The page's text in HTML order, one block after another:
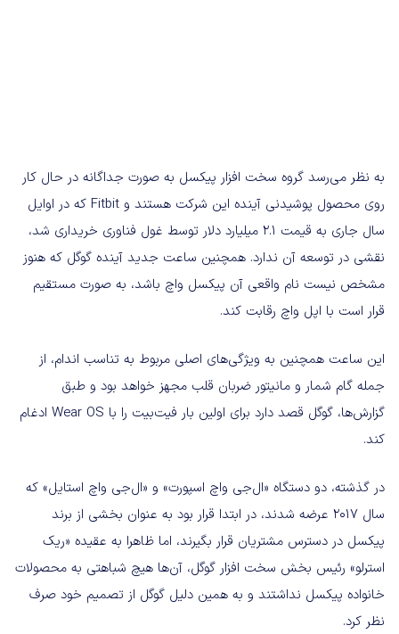
به نظر می‌رسد گروه سخت افزار پیکسل به صورت جداگانه در حال کار
روی محصول پوشیدنی آینده این شرکت هستند و Fitbit که در اوایل
سال جاری به قیمت ۲.۱ میلیارد دلار توسط غول فناوری خریداری شد،
نقشی در توسعه آن ندارد. همچنین ساعت جدید آینده گوگل که هنوز
مشخص نیست نام واقعی آن پیکسل واچ باشد، به صورت مستقیم
قرار است با اپل واچ رقابت کند.
این ساعت همچنین به ویژگی‌های اصلی مربوط به تناسب اندام، از
جمله گام شمار و مانیتور ضربان قلب مجهز خواهد بود و طبق
گزارش‌ها، گوگل قصد دارد برای اولین بار فیت‌بیت را با Wear OS ادغام
کند.
در گذشته، دو دستگاه «ال‌جی واچ اسپورت» و «ال‌جی واچ استایل» که
سال ۲۰۱۷ عرضه شدند، در ابتدا قرار بود به عنوان بخشی از برند
پیکسل در دسترس مشتریان قرار بگیرند، اما ظاهرا به عقیده «ریک
استرلو» رئیس بخش سخت افزار گوگل، آن‌ها هیچ شباهتی به محصولات
خانواده پیکسل نداشتند و به همین دلیل گوگل از تصمیم خود صرف
نظر کرد.